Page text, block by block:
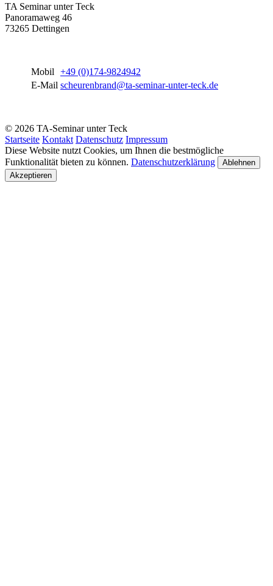
TA Seminar unter Teck
Panoramaweg 46
73265 Dettingen
Mobil
+49 (0)174-9824942
E-Mail scheurenbrand@ta-seminar-unter-teck.de
© 2026 TA-Seminar unter Teck
Startseite Kontakt Datenschutz Impressum
Diese Website nutzt Cookies, um Ihnen die bestmögliche
Funktionalität bieten zu können. Datenschutzerklärung
Ablehnen
Akzeptieren